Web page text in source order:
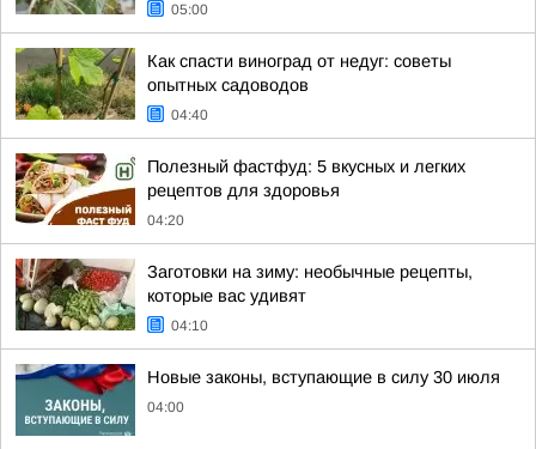
05:00
Как спасти виноград от недуг: советы
опытных садоводов
04:40
Полезный фастфуд: 5 вкусных и легких
рецептов для здоровья
04:20
Заготовки на зиму: необычные рецепты,
которые вас удивят
04:10
Новые законы, вступающие в силу 30 июля
04:00